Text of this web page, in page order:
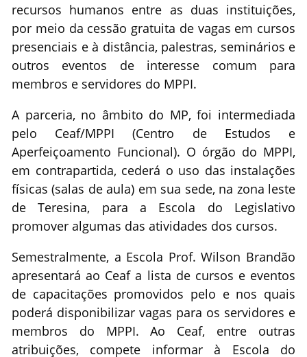
recursos humanos entre as duas instituições,
por meio da cessão gratuita de vagas em cursos
presenciais e à distância, palestras, seminários e
outros eventos de interesse comum para
membros e servidores do MPPI.
A parceria, no âmbito do MP, foi intermediada
pelo Ceaf/MPPI (Centro de Estudos e
Aperfeiçoamento Funcional). O órgão do MPPI,
em contrapartida, cederá o uso das instalações
físicas (salas de aula) em sua sede, na zona leste
de Teresina, para a Escola do Legislativo
promover algumas das atividades dos cursos.
Semestralmente, a Escola Prof. Wilson Brandão
apresentará ao Ceaf a lista de cursos e eventos
de capacitações promovidos pelo e nos quais
poderá disponibilizar vagas para os servidores e
membros do MPPI. Ao Ceaf, entre outras
atribuições, compete informar à Escola do